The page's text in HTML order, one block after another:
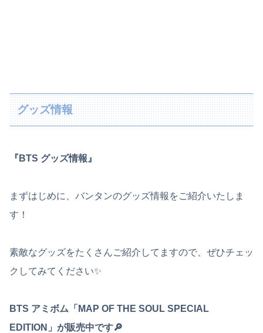
グッズ情報
『BTS グッズ情報』
まずはじめに、バンタンのグッズ情報をご紹介いたしま
す！
素敵なグッズをたくさんご紹介してますので、ぜひチェッ
クしてみてください✨
BTS アミボム「MAP OF THE SOUL SPECIAL
EDITION」が販売中です🔎